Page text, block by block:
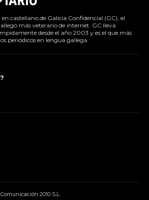
castellano de Galicia Confidencial (GC), el
más veterano de internet. GC lleva
desde el año 2003 y es el que más
periódicos en lengua gallega.
2010 S.L.